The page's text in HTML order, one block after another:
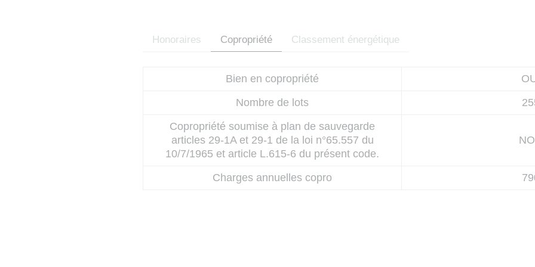
Honoraires Copropriété Classement énergétique
Bien en copropriété
Nombre de lots
Copropriété soumise à plan de sauvegarde
articles 29-1A et 29-1 de la loi n°65.557 du
10/7/1965 et article L.615-6 du présent code.
Charges annuelles copro